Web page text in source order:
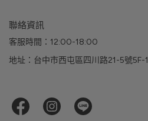
聯絡資訊
客服時間：12:00-18:00
地址：台中市西屯區四川路21-5號5F-1